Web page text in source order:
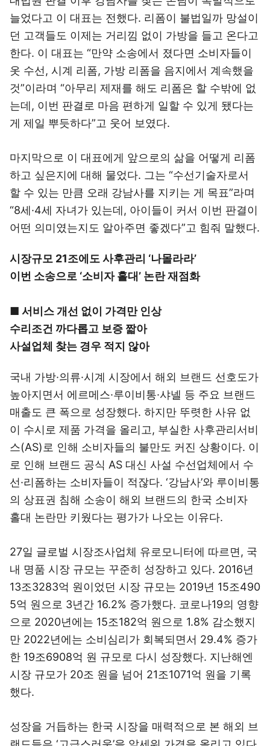
늘었다고 이 대표는 전했다. 리폼이 불법일까 망설이
던 고객들도 이제는 거리낌 없이 가방을 들고 온다고
한다. 이 대표는 “만약 소송에서 졌다면 소비자들이
옷 수선, 시계 리폼, 가방 리폼을 음지에서 계속했을
것”이라며 “아무리 제재를 해도 리폼은 할 수밖에 없
는데, 이번 판결로 마음 편하게 일할 수 있게 됐다는
게 제일 뿌듯하다”고 웃어 보였다.
마지막으로 이 대표에게 앞으로의 삶을 어떻게 리폼
하고 싶은지에 대해 물었다. 그는 “수선기술자로서
할 수 있는 만큼 오래 강남사를 지키는 게 목표”라며
“8세·4세 자녀가 있는데, 아이들이 커서 이번 판결이
어떤 의미였는지도 알아주면 좋겠다”고 힘줘 말했다.
시장규모 21조에도 사후관리 ‘나몰라라’
이번 소송으로 ‘소비자 홀대’ 논란 재점화
■ 서비스 개선 없이 가격만 인상
수리조건 까다롭고 보증 짧아
사설업체 찾는 경우 적지 않아
국내 가방·의류·시계 시장에서 해외 브랜드 선호도가
높아지면서 에르메스·루이비통·샤넬 등 주요 브랜드
매출도 큰 폭으로 성장했다. 하지만 뚜렷한 사유 없
이 수시로 제품 가격을 올리고, 부실한 사후관리서비
스(AS)로 인해 소비자들의 불만도 커진 상황이다. 이
로 인해 브랜드 공식 AS 대신 사설 수선업체에서 수
선·리폼하는 소비자들이 적잖다. ‘강남사’와 루이비통
의 상표권 침해 소송이 해외 브랜드의 한국 소비자
홀대 논란만 키웠다는 평가가 나오는 이유다.
27일 글로벌 시장조사업체 유로모니터에 따르면, 국
내 명품 시장 규모는 꾸준히 성장하고 있다. 2016년
13조3283억 원이었던 시장 규모는 2019년 15조490
5억 원으로 3년간 16.2% 증가했다. 코로나19의 영향
으로 2020년에는 15조182억 원으로 1.8% 감소했지
만 2022년에는 소비심리가 회복되면서 29.4% 증가
한 19조6908억 원 규모로 다시 성장했다. 지난해엔
시장 규모가 20조 원을 넘어 21조1071억 원을 기록
했다.
성장을 거듭하는 한국 시장을 매력적으로 본 해외 브